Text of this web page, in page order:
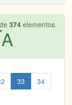
de 374 elementos.
33
34